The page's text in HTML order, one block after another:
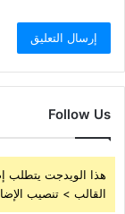
Follow Us
هذا الويدجت يتطلب
القالب > تنصيب